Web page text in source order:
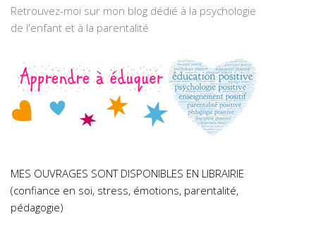
Retrouvez-moi sur mon blog dédié à la psychologie
de l'enfant et à la parentalité
MES OUVRAGES SONT DISPONIBLES EN LIBRAIRIE
(confiance en soi, stress, émotions, parentalité,
pédagogie)